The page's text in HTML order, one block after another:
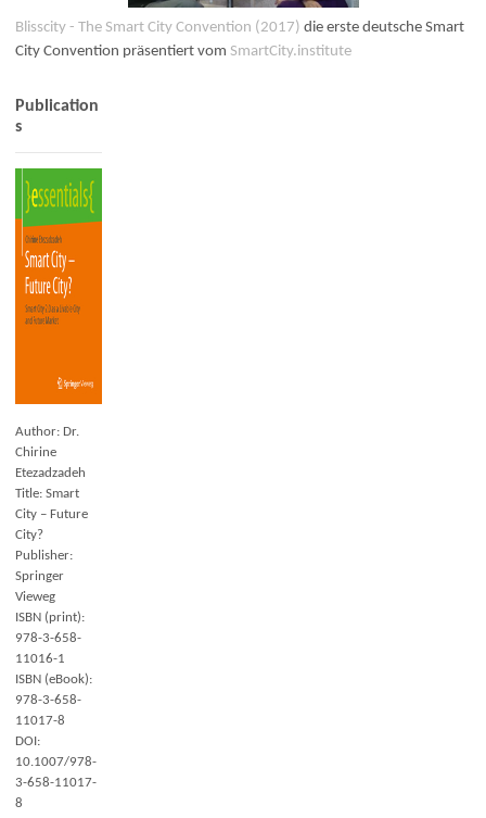
Blisscity - The Smart City Convention (2017) die erste deutsche Smart
City Convention präsentiert vom SmartCity.institute
Publication
s
Author: Dr.
Chirine
Etezadzadeh
Title: Smart
City – Future
City?
Publisher:
Springer
Vieweg
ISBN (print):
978-3-658-
11016-1
ISBN (eBook):
978-3-658-
11017-8
DOI:
10.1007/978-
3-658-11017-
8